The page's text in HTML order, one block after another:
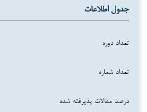
جدول اطلاعات
تعداد دوره
تعداد شماره
درصد مقالات پذیرفته شده